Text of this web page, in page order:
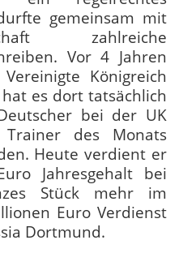
gemeinsam mit
zahlreiche
Vor 4 Jahren
Königreich
es dort tatsächlich
bei der UK
des Monats
Heute verdient er
Jahresgehalt bei
Stück mehr im
Euro Verdienst
Dortmund.